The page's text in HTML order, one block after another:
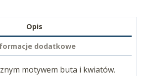
Opis
dodatkowe
motywem buta i kwiatów.